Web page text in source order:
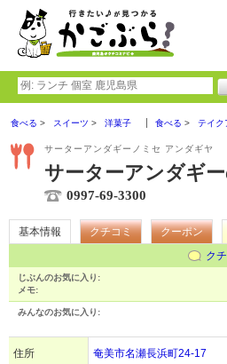
食べる スイーツ 洋菓子 食べる テイク
サーターアンダギーノミセ アンダギヤ
サーターアンダギ
0997-69-3300
基本情報 クチコミ クーポン
ク
じぶんのお気に入り:
メモ:
みんなのお気に入り:
住所 奄美市名瀬長浜町24-17